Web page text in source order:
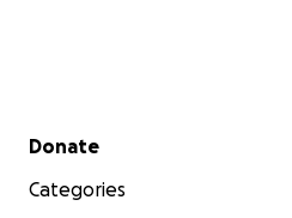
Secondary menu
Donate
Categories